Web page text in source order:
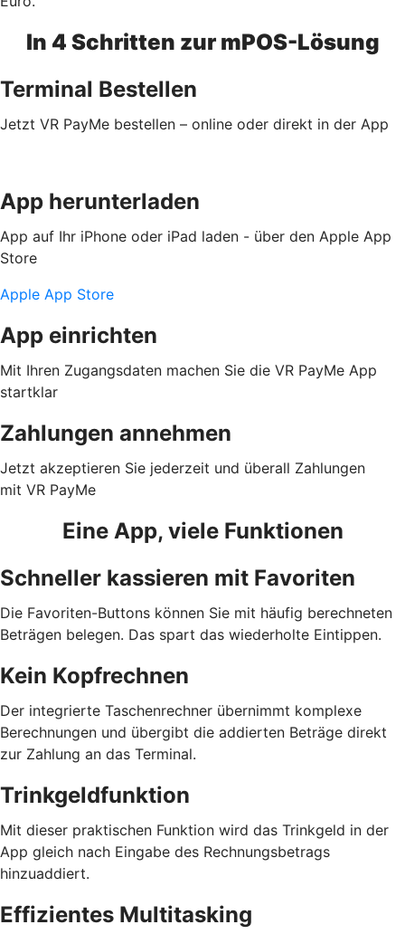
In 4 Schritten zur mPOS-Lösung
Terminal Bestellen
Jetzt VR PayMe bestellen – online oder direkt in der App
App herunterladen
App auf Ihr iPhone oder iPad laden - über den Apple App
Store
Apple App Store
App einrichten
Mit Ihren Zugangsdaten machen Sie die VR PayMe App
startklar
Zahlungen annehmen
Jetzt akzeptieren Sie jederzeit und überall Zahlungen
mit VR PayMe
Eine App, viele Funktionen
Schneller kassieren mit Favoriten
Die Favoriten-Buttons können Sie mit häufig berechneten
Beträgen belegen. Das spart das wiederholte Eintippen.
Kein Kopfrechnen
Der integrierte Taschenrechner übernimmt komplexe
Berechnungen und übergibt die addierten Beträge direkt
zur Zahlung an das Terminal.
Trinkgeldfunktion
Mit dieser praktischen Funktion wird das Trinkgeld in der
App gleich nach Eingabe des Rechnungsbetrags
hinzuaddiert.
Effizientes Multitasking